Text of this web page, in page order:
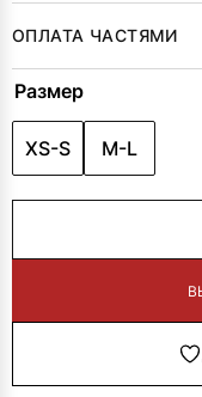
СОСТАВЛЯЛА
4
900 ₽.
2
500 ₽.
ОПЛАТА ЧАСТЯМИ
Размер
XS-S M-L
Alternative: